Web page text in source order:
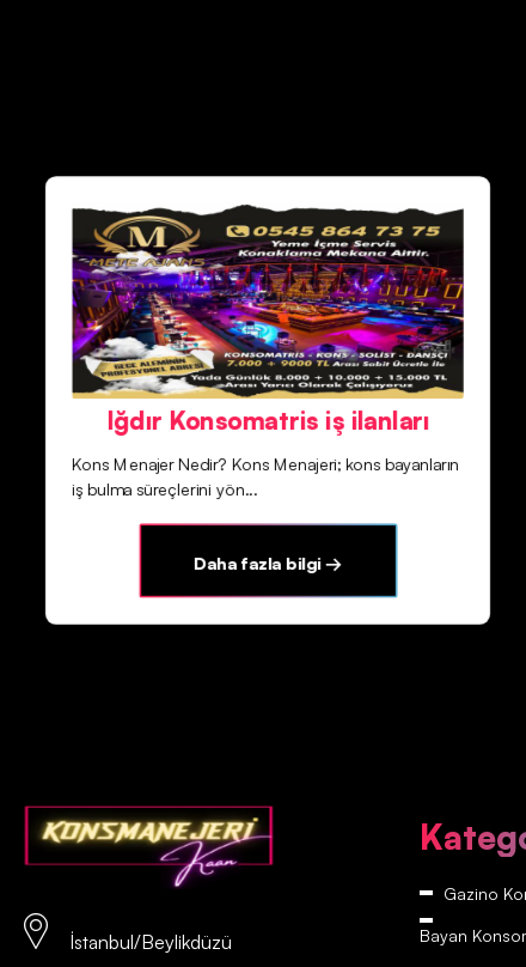
Iğdır Konsomatris iş ilanları
Kons Menajer Nedir? Kons Menajeri; kons bayanların
iş bulma süreçlerini yön...
Daha fazla bilgi →
İstanbul/Beylikdüzü
Gazino
Bayan